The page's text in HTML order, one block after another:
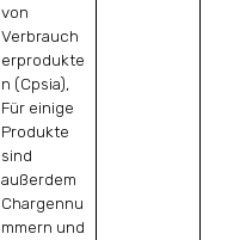
von
Verbrauch
erprodukte
n (Cpsia),
Für einige
Produkte
sind
außerdem
Chargennu
mmern und